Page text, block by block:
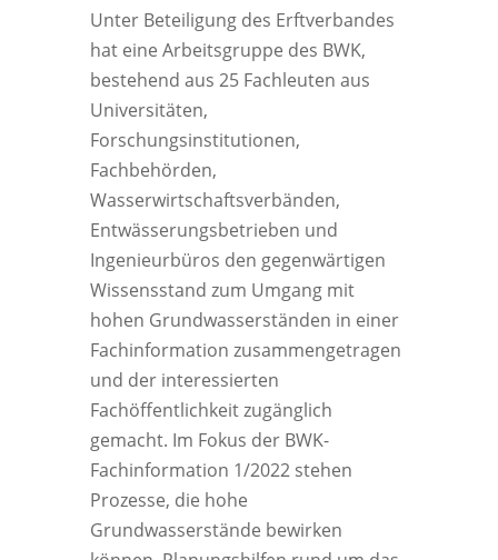
Unter Beteiligung des Erftverbandes
hat eine Arbeitsgruppe des BWK,
bestehend aus 25 Fachleuten aus
Universitäten,
Forschungsinstitutionen,
Fachbehörden,
Wasserwirtschaftsverbänden,
Entwässerungsbetrieben und
Ingenieurbüros den gegenwärtigen
Wissensstand zum Umgang mit
hohen Grundwasserständen in einer
Fachinformation zusammengetragen
und der interessierten
Fachöffentlichkeit zugänglich
gemacht. Im Fokus der BWK-
Fachinformation 1/2022 stehen
Prozesse, die hohe
Grundwasserstände bewirken